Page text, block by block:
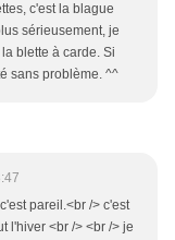
c'est la blague
sérieusement, je
blette à carde. Si
sans problème. ^^
pareil.<br /> c'est
l'hiver <br /> <br /> je